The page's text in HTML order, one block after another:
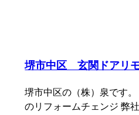
堺市中区 玄関ドアリ
堺市中区の（株）泉です
のリフォームチェンジ 弊